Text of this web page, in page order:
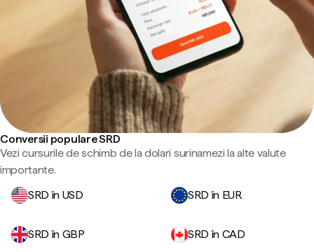
Conversii populare SRD
Vezi cursurile de schimb de la dolari surinamezi la alte valute
importante.
SRD în USD
SRD în EUR
SRD în GBP SRD în CAD